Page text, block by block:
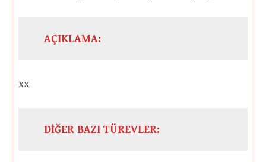
AÇIKLAMA:
xx
DİĞER BAZI TÜREVLER: